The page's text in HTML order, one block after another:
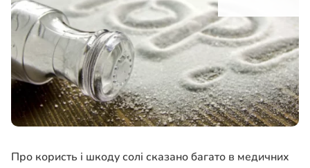
Про користь і шкоду солі сказано багато в медичних